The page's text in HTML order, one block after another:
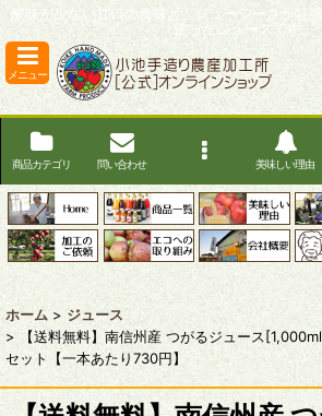
酸味が少ない甘口の食味と、ジューシーさが特
使ったジュースです。
メニュー
商品カテゴリ 問い合わせ 美味しい理由
ホーム > ジュース
>
【送料無料】南信州産 つがるジュース
セット【一本あたり730円】